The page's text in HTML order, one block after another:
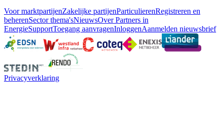
Voor marktpartijenZakelijke partijenParticulierenRegistreren en
beherenSector thema'sNieuwsOver Partners in
EnergieSupportToegang aanvragenInloggenAanmelden nieuwsbrief
Privacyverklaring